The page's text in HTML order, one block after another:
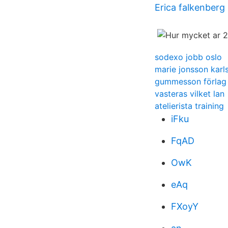
Erica falkenberg
sodexo jobb oslo
marie jonsson
gummesson förlag
vasteras vilket lan
atelierista training
iFku
FqAD
OwK
eAq
FXoyY